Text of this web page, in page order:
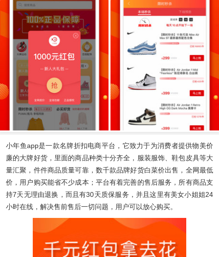
小年鱼app是一款名牌折扣电商平台，它致力于为消费者提供物美价
廉的大牌好货，里面的商品种类十分齐全，服装服饰、鞋包皮具等大
量汇聚，件件商品质量可靠，数千款品牌好货白菜价出售，全网最低
价，用户购买能省不少成本；平台有着完善的售后服务，所有商品支
持7天无理由退换，而且有30天质保服务，并且这里有美女小姐姐24
小时在线，解决售前售后一切问题，用户可以放心购买。